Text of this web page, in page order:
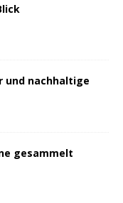
und nachhaltige
gesammelt